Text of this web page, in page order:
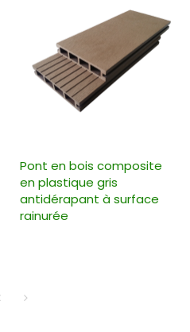
Pont en bois composite
en plastique gris
antidérapant à surface
rainurée